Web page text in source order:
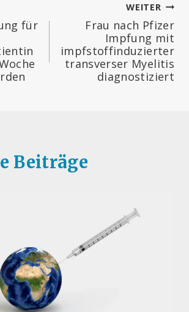
für
WEITER
Frau nach Pfizer
Impfung mit
impfstoffinduzierter
transverser Myelitis
diagnostiziert
Beiträge